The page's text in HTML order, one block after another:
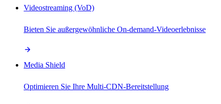
Videostreaming (VoD)
Bieten Sie außergewöhnliche On-demand-Videoerlebnisse
Media Shield
Optimieren Sie Ihre Multi-CDN-Bereitstellung